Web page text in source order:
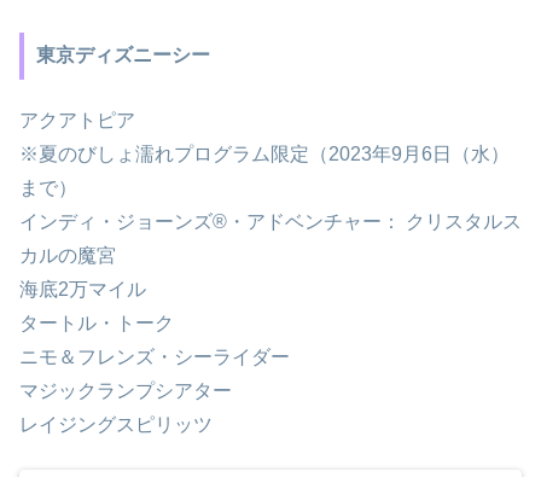
東京ディズニーシー
アクアトピア
※夏のびしょ濡れプログラム限定（2023年9月6日（水）
まで）
インディ・ジョーンズ®・アドベンチャー： クリスタルス
カルの魔宮
海底2万マイル
タートル・トーク
ニモ＆フレンズ・シーライダー
マジックランプシアター
レイジングスピリッツ